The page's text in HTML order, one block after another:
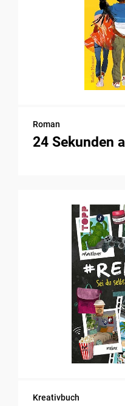
Roman
24 Sekunden
Kreativbuch